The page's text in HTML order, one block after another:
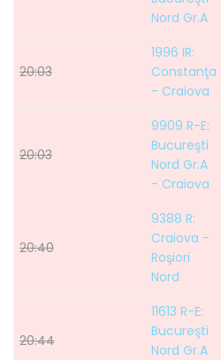
Nord Gr.A
20:03
1996 IR:
Constanţa
- Craiova
20:03
9909 R-E:
Bucureşti
Nord Gr.A
- Craiova
20:40
9388 R:
Craiova -
Roşiori
Nord
20:44
11613 R-E:
Bucureşti
Nord Gr.A